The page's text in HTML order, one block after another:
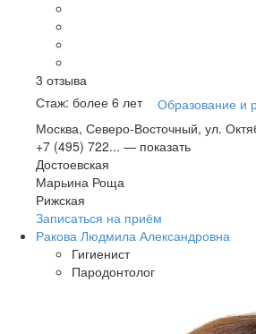
3 отзыва
Стаж: более 6 лет
Образование и
Москва, Северо-Восточный, ул.
+7 (495) 722... — показать
Достоевская
Марьина Роща
Рижская
Записаться на приём
Ракова Людмила Александровна
Гигиенист
Пародонтолог